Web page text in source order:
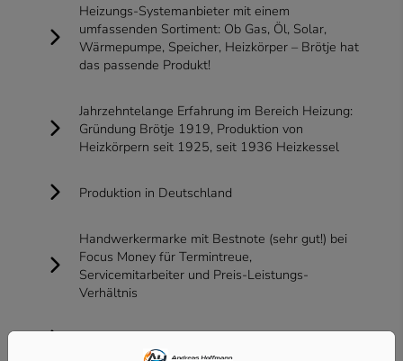
Heizungs-Systemanbieter mit einem
umfassenden Sortiment: Ob Gas, Öl, Solar,
Wärmepumpe, Speicher, Heizkörper – Brötje hat
das passende Produkt!
Jahrzehntelange Erfahrung im Bereich Heizung:
Gründung Brötje 1919, Produktion von
Heizkörpern seit 1925, seit 1936 Heizkessel
Produktion in Deutschland
Handwerkermarke mit Bestnote (sehr gut!) bei
Focus Money für Termintreue,
Servicemitarbeiter und Preis-Leistungs-
Verhältnis